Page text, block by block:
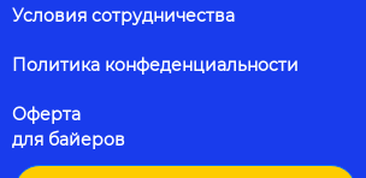
Условия сотрудничества
Политика конфеденциальности
Оферта
для байеров